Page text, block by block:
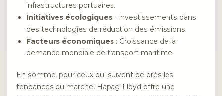
infrastructures portuaires.
Initiatives écologiques : Investissements dans
des technologies de réduction des émissions.
Facteurs économiques : Croissance de la
demande mondiale de transport maritime.
En somme, pour ceux qui suivent de près les
tendances du marché, Hapag-Lloyd offre une